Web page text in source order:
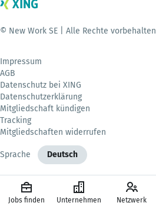
© New Work SE | Alle Rechte vorbehalten
Impressum
AGB
Datenschutz bei XING
Datenschutzerklärung
Mitgliedschaft kündigen
Tracking
Mitgliedschaften widerrufen
Sprache Deutsch
Jobs finden Unternehmen Netzwerk